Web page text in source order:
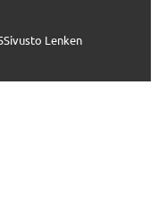
Sivusto Lenken